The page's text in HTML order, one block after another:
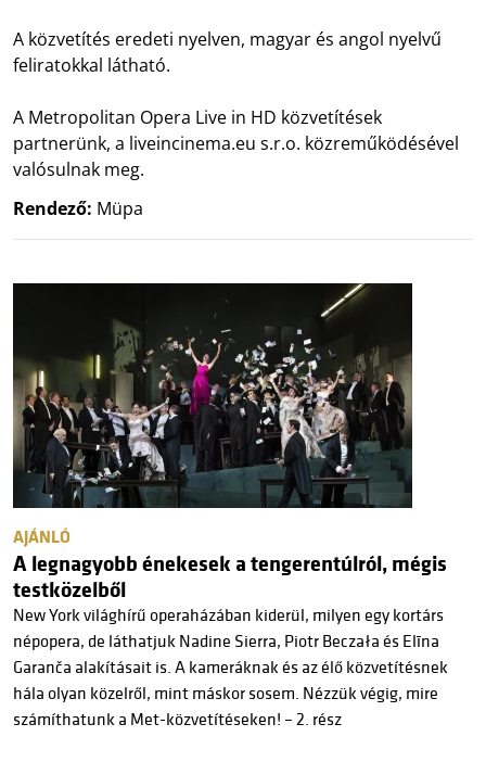
A közvetítés eredeti nyelven, magyar és angol nyelvű
feliratokkal látható.
A Metropolitan Opera Live in HD közvetítések
partnerünk, a liveincinema.eu s.r.o. közreműködésével
valósulnak meg.
Rendező: Müpa
AJÁNLÓ
A legnagyobb énekesek a tengerentúlról, mégis
testközelből
New York világhírű operaházában kiderül, milyen egy kortárs
népopera, de láthatjuk Nadine Sierra, Piotr Beczała és Elīna
Garanča alakításait is. A kameráknak és az élő közvetítésnek
hála olyan közelről, mint máskor sosem. Nézzük végig, mire
számíthatunk a Met-közvetítéseken! – 2. rész